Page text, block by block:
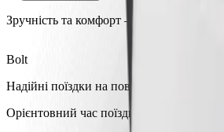
Зручність та комфорт — всього у
Bolt
Надійні поїздки на повсякденних авто
Орієнтовний час поїздки